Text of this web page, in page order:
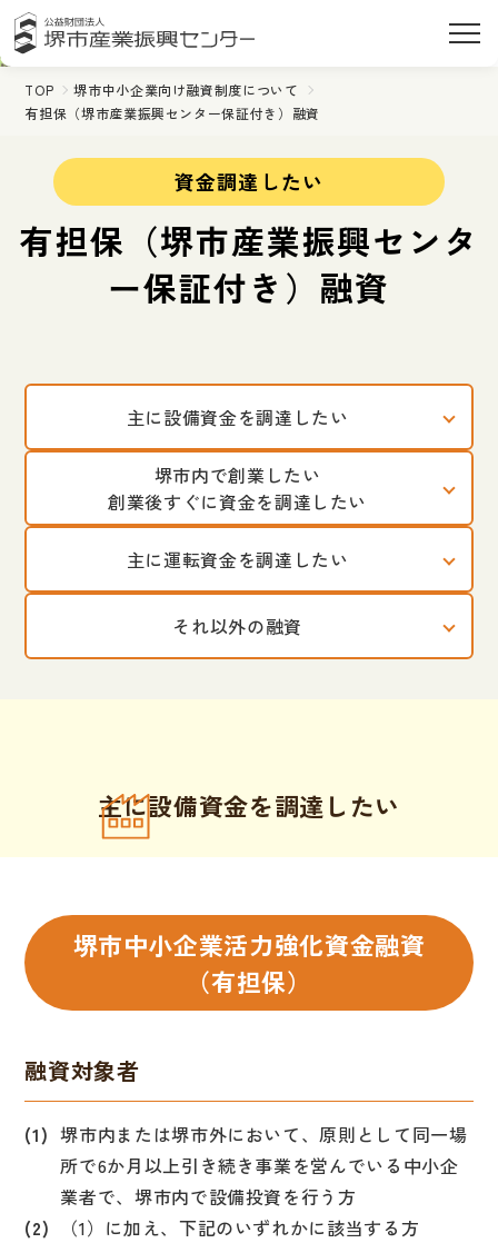
TOP
堺市中小企業向け融資制度について
有担保（堺市産業振興センター保証付き）融資
資金調達したい
有担保（堺市産業振興センタ
ー保証付き）融資
主に設備資金を調達したい
堺市内で創業したい
創業後すぐに資金を調達したい
主に運転資金を調達したい
それ以外の融資
主に設備資金を調達したい
堺市中小企業活力強化資金融資
（有担保）
融資対象者
堺市内または堺市外において、原則として同一場
所で6か月以上引き続き事業を営んでいる中小企
業者で、堺市内で設備投資を行う方
（1）に加え、下記のいずれかに該当する方